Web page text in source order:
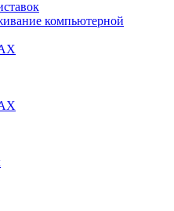
компьютерной